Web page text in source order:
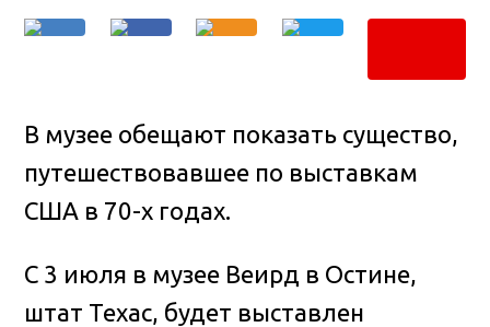
В музее обещают показать существо,
путешествовавшее по выставкам
США в 70-х годах.
С 3 июля в музее Веирд в Остине,
штат Техас, будет выставлен